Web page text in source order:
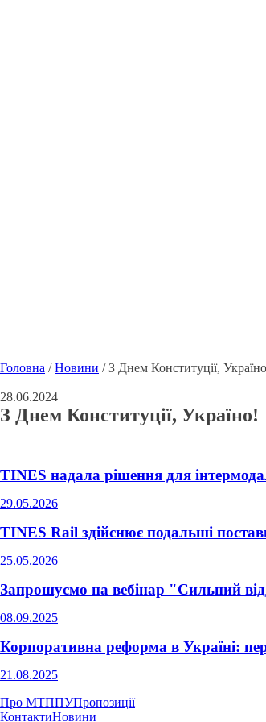
Головна / Новини / З Днем Конституції,
28.06.2024
З Днем Конституції, Україно!
TINES надала рішення для
29.05.2026
TINES Rail здійснює подальші
25.05.2026
Запрошуємо на вебінар "Сильний
08.09.2025
Корпоративна реформа в Україні:
21.08.2025
Про МТППУПропозиції
КонтактиНовини